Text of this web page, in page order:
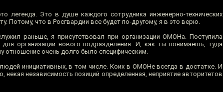
легенда. Это в душе каждого сотрудника инженерно-технических
Потому, что в Росгвардии все будет по-другому, я в это верю.
раньше, я присутствовал при организации ОМОНа. Поступила
организации нового подразделения. И, как ты понимаешь, туда
отношение очень долго было специфическим.
инициативных, в том числе. Коих в ОМОНе всегда в достатке. И
независимость позиций определенная, неприятие авторитетов